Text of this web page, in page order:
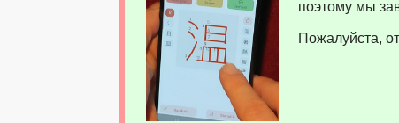
поэтому мы
Пожалуйста,